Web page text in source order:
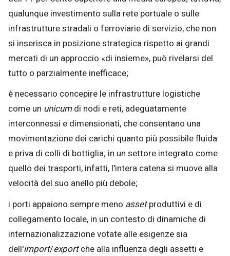
qualunque investimento sulla rete portuale o sulle
infrastrutture stradali o ferroviarie di servizio, che non
si inserisca in posizione strategica rispetto ai grandi
mercati di un approccio «di insieme», può rivelarsi del
tutto o parzialmente inefficace;
è necessario concepire le infrastrutture logistiche
come un unicumdi nodi e reti, adeguatamente
interconnessi e dimensionati, che consentano una
movimentazione dei carichi quanto più possibile fluida
e priva di colli di bottiglia; in un settore integrato come
quello dei trasporti, infatti, l'intera catena si muove alla
velocità del suo anello più debole;
i porti appaiono sempre meno assetproduttivi e di
collegamento locale, in un contesto di dinamiche di
internazionalizzazione votate alle esigenze sia
dell'import/exportche alla influenza degli assetti e